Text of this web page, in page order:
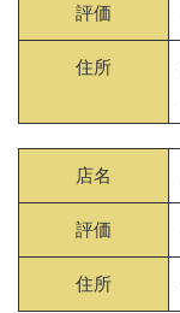
評価
住所
店名
評価
住所